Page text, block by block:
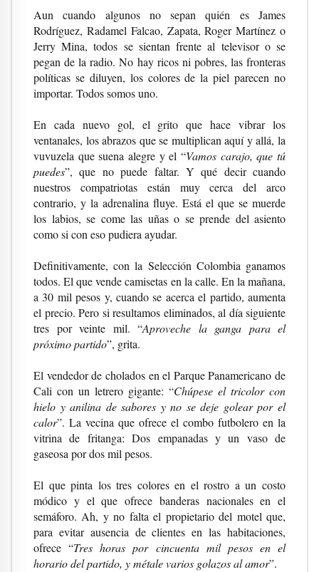
Aun cuando algunos no sepan quién es James
Rodríguez, Radamel Falcao, Zapata, Roger Martínez o
Jerry Mina, todos se sientan frente al televisor o se
pegan de la radio. No hay ricos ni pobres, las fronteras
políticas se diluyen, los colores de la piel parecen no
importar. Todos somos uno.
En cada nuevo gol, el grito que hace vibrar los
ventanales, los abrazos que se multiplican aquí y allá, la
vuvuzela que suena alegre y el “Vamos carajo, que tú
puedes”, que no puede faltar. Y qué decir cuando
nuestros compatriotas están muy cerca del arco
contrario, y la adrenalina fluye. Está el que se muerde
los labios, se come las uñas o se prende del asiento
como si con eso pudiera ayudar.
Definitivamente, con la Selección Colombia ganamos
todos. El que vende camisetas en la calle. En la mañana,
a 30 mil pesos y, cuando se acerca el partido, aumenta
el precio. Pero si resultamos eliminados, al día siguiente
tres por veinte mil. “Aproveche la ganga para el
próximo partido”, grita.
El vendedor de cholados en el Parque Panamericano de
Cali con un letrero gigante: “Chúpese el tricolor con
hielo y anilina de sabores y no se deje golear por el
calor”. La vecina que ofrece el combo futbolero en la
vitrina de fritanga: Dos empanadas y un vaso de
gaseosa por dos mil pesos.
El que pinta los tres colores en el rostro a un costo
módico y el que ofrece banderas nacionales en el
semáforo. Ah, y no falta el propietario del motel que,
para evitar ausencia de clientes en las habitaciones,
ofrece “Tres horas por cincuenta mil pesos en el
horario del partido, y métale varios golazos al amor”.